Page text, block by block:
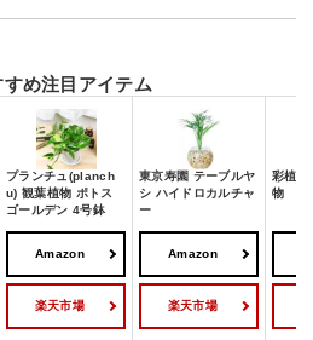
め注目アイテム
プランチュ(planch
u) 観葉植物 ポトス
ゴールデン 4号鉢
東京寿園 テーブルヤ
シ ハイドロカルチャ
ー
彩植健
物
Amazon
楽天市場
Amazon
楽天市場